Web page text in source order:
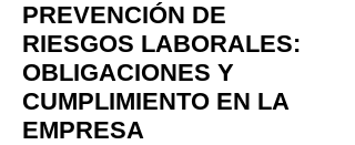
PREVENCIÓN DE
RIESGOS LABORALES:
OBLIGACIONES Y
CUMPLIMIENTO EN LA
EMPRESA